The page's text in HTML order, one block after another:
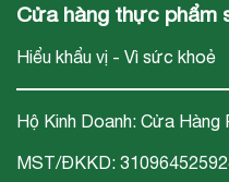
Cửa hàng thực phẩm
Hiểu khẩu vị - Vì sức khoẻ
Hộ Kinh Doanh: Cửa Hàng
MST/ĐKKD: